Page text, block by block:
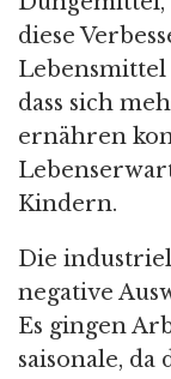
diese
dass sich
ernähren
Kindern.
Die
negative
Es gingen
saisonale,